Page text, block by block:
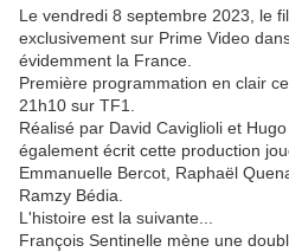
Le vendredi 8 septembre 2023, le
exclusivement sur Prime Video
évidemment la France.
Première programmation en clair
21h10 sur TF1.
Réalisé par David Caviglioli et
également écrit cette production
Emmanuelle Bercot, Raphaël
Ramzy Bédia.
L'histoire est la suivante...
François Sentinelle mène une